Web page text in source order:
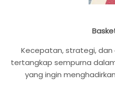
Kecepatan, strategi, dan
tertangkap sempurna
yang ingin